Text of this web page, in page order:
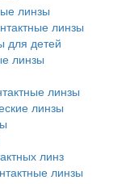
линзы
линзы
для детей
линзы
линзы
линзы
линз
линзы